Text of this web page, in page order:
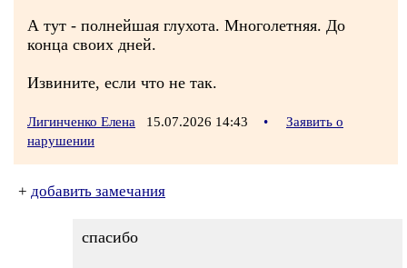
А тут - полнейшая глухота. Многолетняя. До
конца своих дней.
Извините, если что не так.
Лигинченко Елена 15.07.2026 14:43 •
Заявить о
нарушении
+ добавить замечания
спасибо